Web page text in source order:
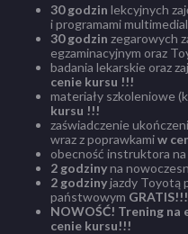
30 godzin lekcyjnych
i programami
30 godzin zegarowych
egzaminacyjnym oraz
badania lekarskie oraz
cenie kursu !!!
materiały szkoleniowe
kursu !!!
zaświadczenie
wraz z poprawkamiw
obecność instruktora
2 godzinyna
2 godzinyjazdy Toyotą
państwowym GRATIS!!!
NOWOŚĆ! Trening na
cenie kursu!!!